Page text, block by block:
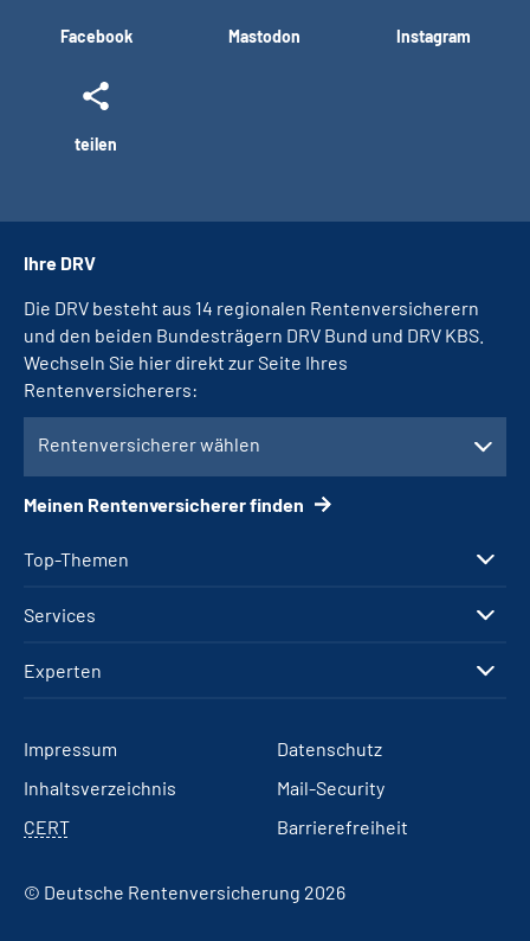
Facebook Mastodon Instagram
teilen
Top-Themen
Services
Experten
Ihre DRV
Die DRV besteht aus 14 regionalen Rentenversicherern
und den beiden Bundesträgern DRV Bund und DRV KBS.
Wechseln Sie hier direkt zur Seite Ihres
Rentenversicherers:
Rentenversicherer wählen
Meinen Rentenversicherer finden
Impressum
Datenschutz
Inhaltsverzeichnis
Mail-Security
CERT
Barrierefreiheit
© Deutsche Rentenversicherung 2026